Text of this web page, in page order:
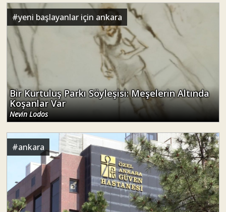
#yeni başlayanlar için ankara
Bir Kurtuluş Parkı Söyleşisi: Meşelerin Altında
Koşanlar Var
Nevin Lodos
#ankara